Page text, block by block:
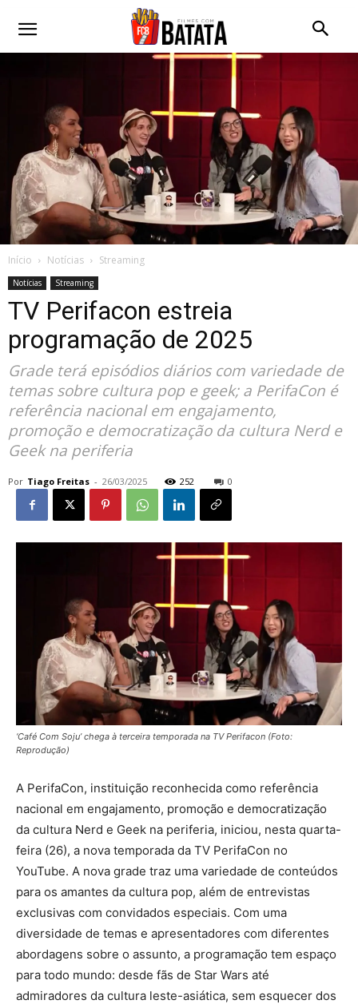
Início Notícias Streaming
Notícias Streaming
TV Perifacon estreia
programação de 2025
Grade terá episódios diários com variedade de
temas sobre cultura pop e geek; a PerifaCon é
referência nacional em engajamento,
promoção e democratização da cultura Nerd e
Geek na periferia
Por Tiago Freitas - 26/03/2025 252 0
‘Café Com Soju’ chega à terceira temporada na TV Perifacon (Foto:
Reprodução)
A PerifaCon, instituição reconhecida como referência
nacional em engajamento, promoção e democratização
da cultura Nerd e Geek na periferia, iniciou, nesta quarta-
feira (26), a nova temporada da TV PerifaCon no
YouTube. A nova grade traz uma variedade de conteúdos
para os amantes da cultura pop, além de entrevistas
exclusivas com convidados especiais. Com uma
diversidade de temas e apresentadores com diferentes
abordagens sobre o assunto, a programação tem espaço
para todo mundo: desde fãs de Star Wars até
admiradores da cultura leste-asiática, sem esquecer dos